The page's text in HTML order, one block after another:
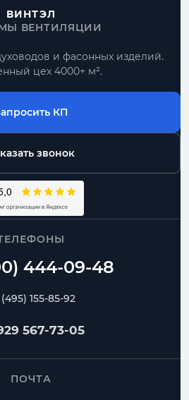
ВИНТЭЛ
ВЕНТИЛЯЦИИ
и фасонных изделий.
цех 4000+ м².
КП
звонок
(495) 155-85-92
567-73-05
ПОЧТА